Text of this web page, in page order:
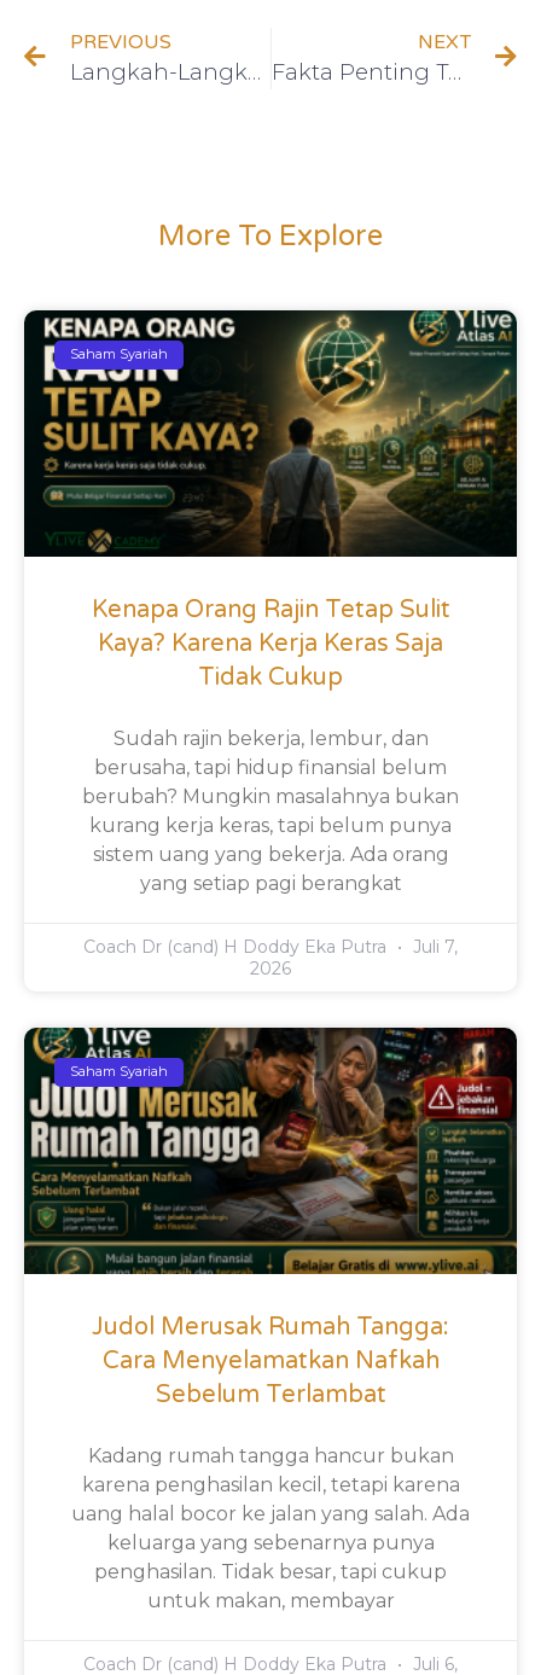
PREVIOUS
Langkah-Langkah Praktis untuk Berinvestasi di Saham Syariah
NEXT
Fakta Penting Tentang Keuangan Pribadi yang Harus Anda Ketahui
More To Explore
Saham Syariah
Kenapa Orang Rajin Tetap Sulit
Kaya? Karena Kerja Keras Saja
Tidak Cukup
Sudah rajin bekerja, lembur, dan
berusaha, tapi hidup finansial belum
berubah? Mungkin masalahnya bukan
kurang kerja keras, tapi belum punya
sistem uang yang bekerja. Ada orang
yang setiap pagi berangkat
Coach Dr (cand) H Doddy Eka Putra
Juli 7,
2026
Saham Syariah
Judol Merusak Rumah Tangga:
Cara Menyelamatkan Nafkah
Sebelum Terlambat
Kadang rumah tangga hancur bukan
karena penghasilan kecil, tetapi karena
uang halal bocor ke jalan yang salah. Ada
keluarga yang sebenarnya punya
penghasilan. Tidak besar, tapi cukup
untuk makan, membayar
Coach Dr (cand) H Doddy Eka Putra
Juli 6,